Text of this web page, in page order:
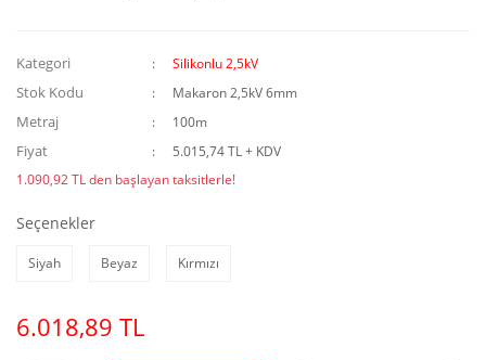
Kategori Silikonlu 2,5kV
Stok Kodu Makaron 2,5kV 6mm
Metraj 100m
Fiyat
5.015,74 TL + KDV
1.090,92 TL den başlayan taksitlerle!
Seçenekler
Siyah Beyaz Kırmızı
6.018,89 TL